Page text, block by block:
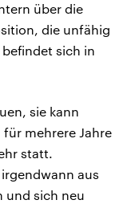
über die
die unfähig
sich in
sie kann
mehrere Jahre
statt.
aus
und sich neu